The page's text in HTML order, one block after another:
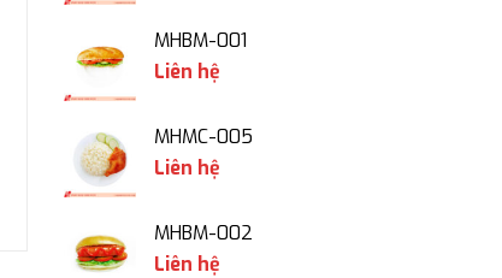
MHBM-001
Liên hệ
MHMC-005
Liên hệ
MHBM-002
Liên hệ